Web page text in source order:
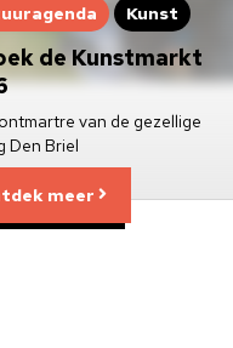
Kunst
de Kunstmarkt
van de gezellige
Den Briel
meer